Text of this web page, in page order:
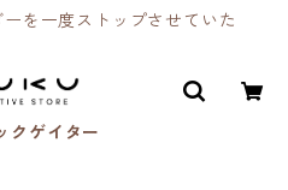
を一度ストップさせていた
クゲイター